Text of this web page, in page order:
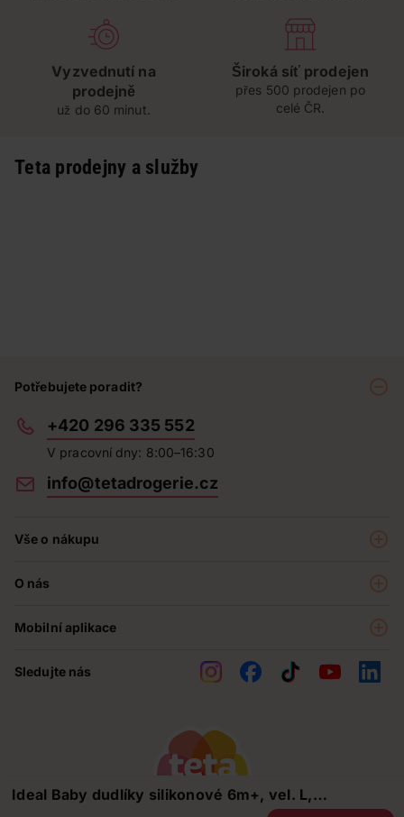
Ideal Baby dudlíky silikonové 6m+, vel. L,
Vyzvednutí na
prodejně
už do 60 minut.
Široká síť prodejen
přes 500 prodejen po
celé ČR.
Teta prodejny a služby
Potřebujete poradit?
+420 296 335 552
V pracovní dny: 8:00–16:30
info@tetadrogerie.cz
Vše o nákupu
Prodejny
Obchodní podmínky
O nás
Teta pomáhá
Kontakty
Mobilní aplikace
Sledujte nás